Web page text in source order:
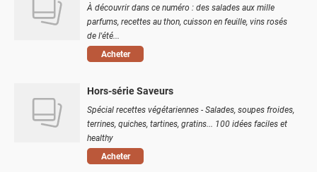
À découvrir dans ce numéro : des salades aux mille
parfums, recettes au thon, cuisson en feuille, vins rosés
de l'été...
Acheter
Hors-série Saveurs
Spécial recettes végétariennes - Salades, soupes froides,
terrines, quiches, tartines, gratins... 100 idées faciles et
healthy
Acheter